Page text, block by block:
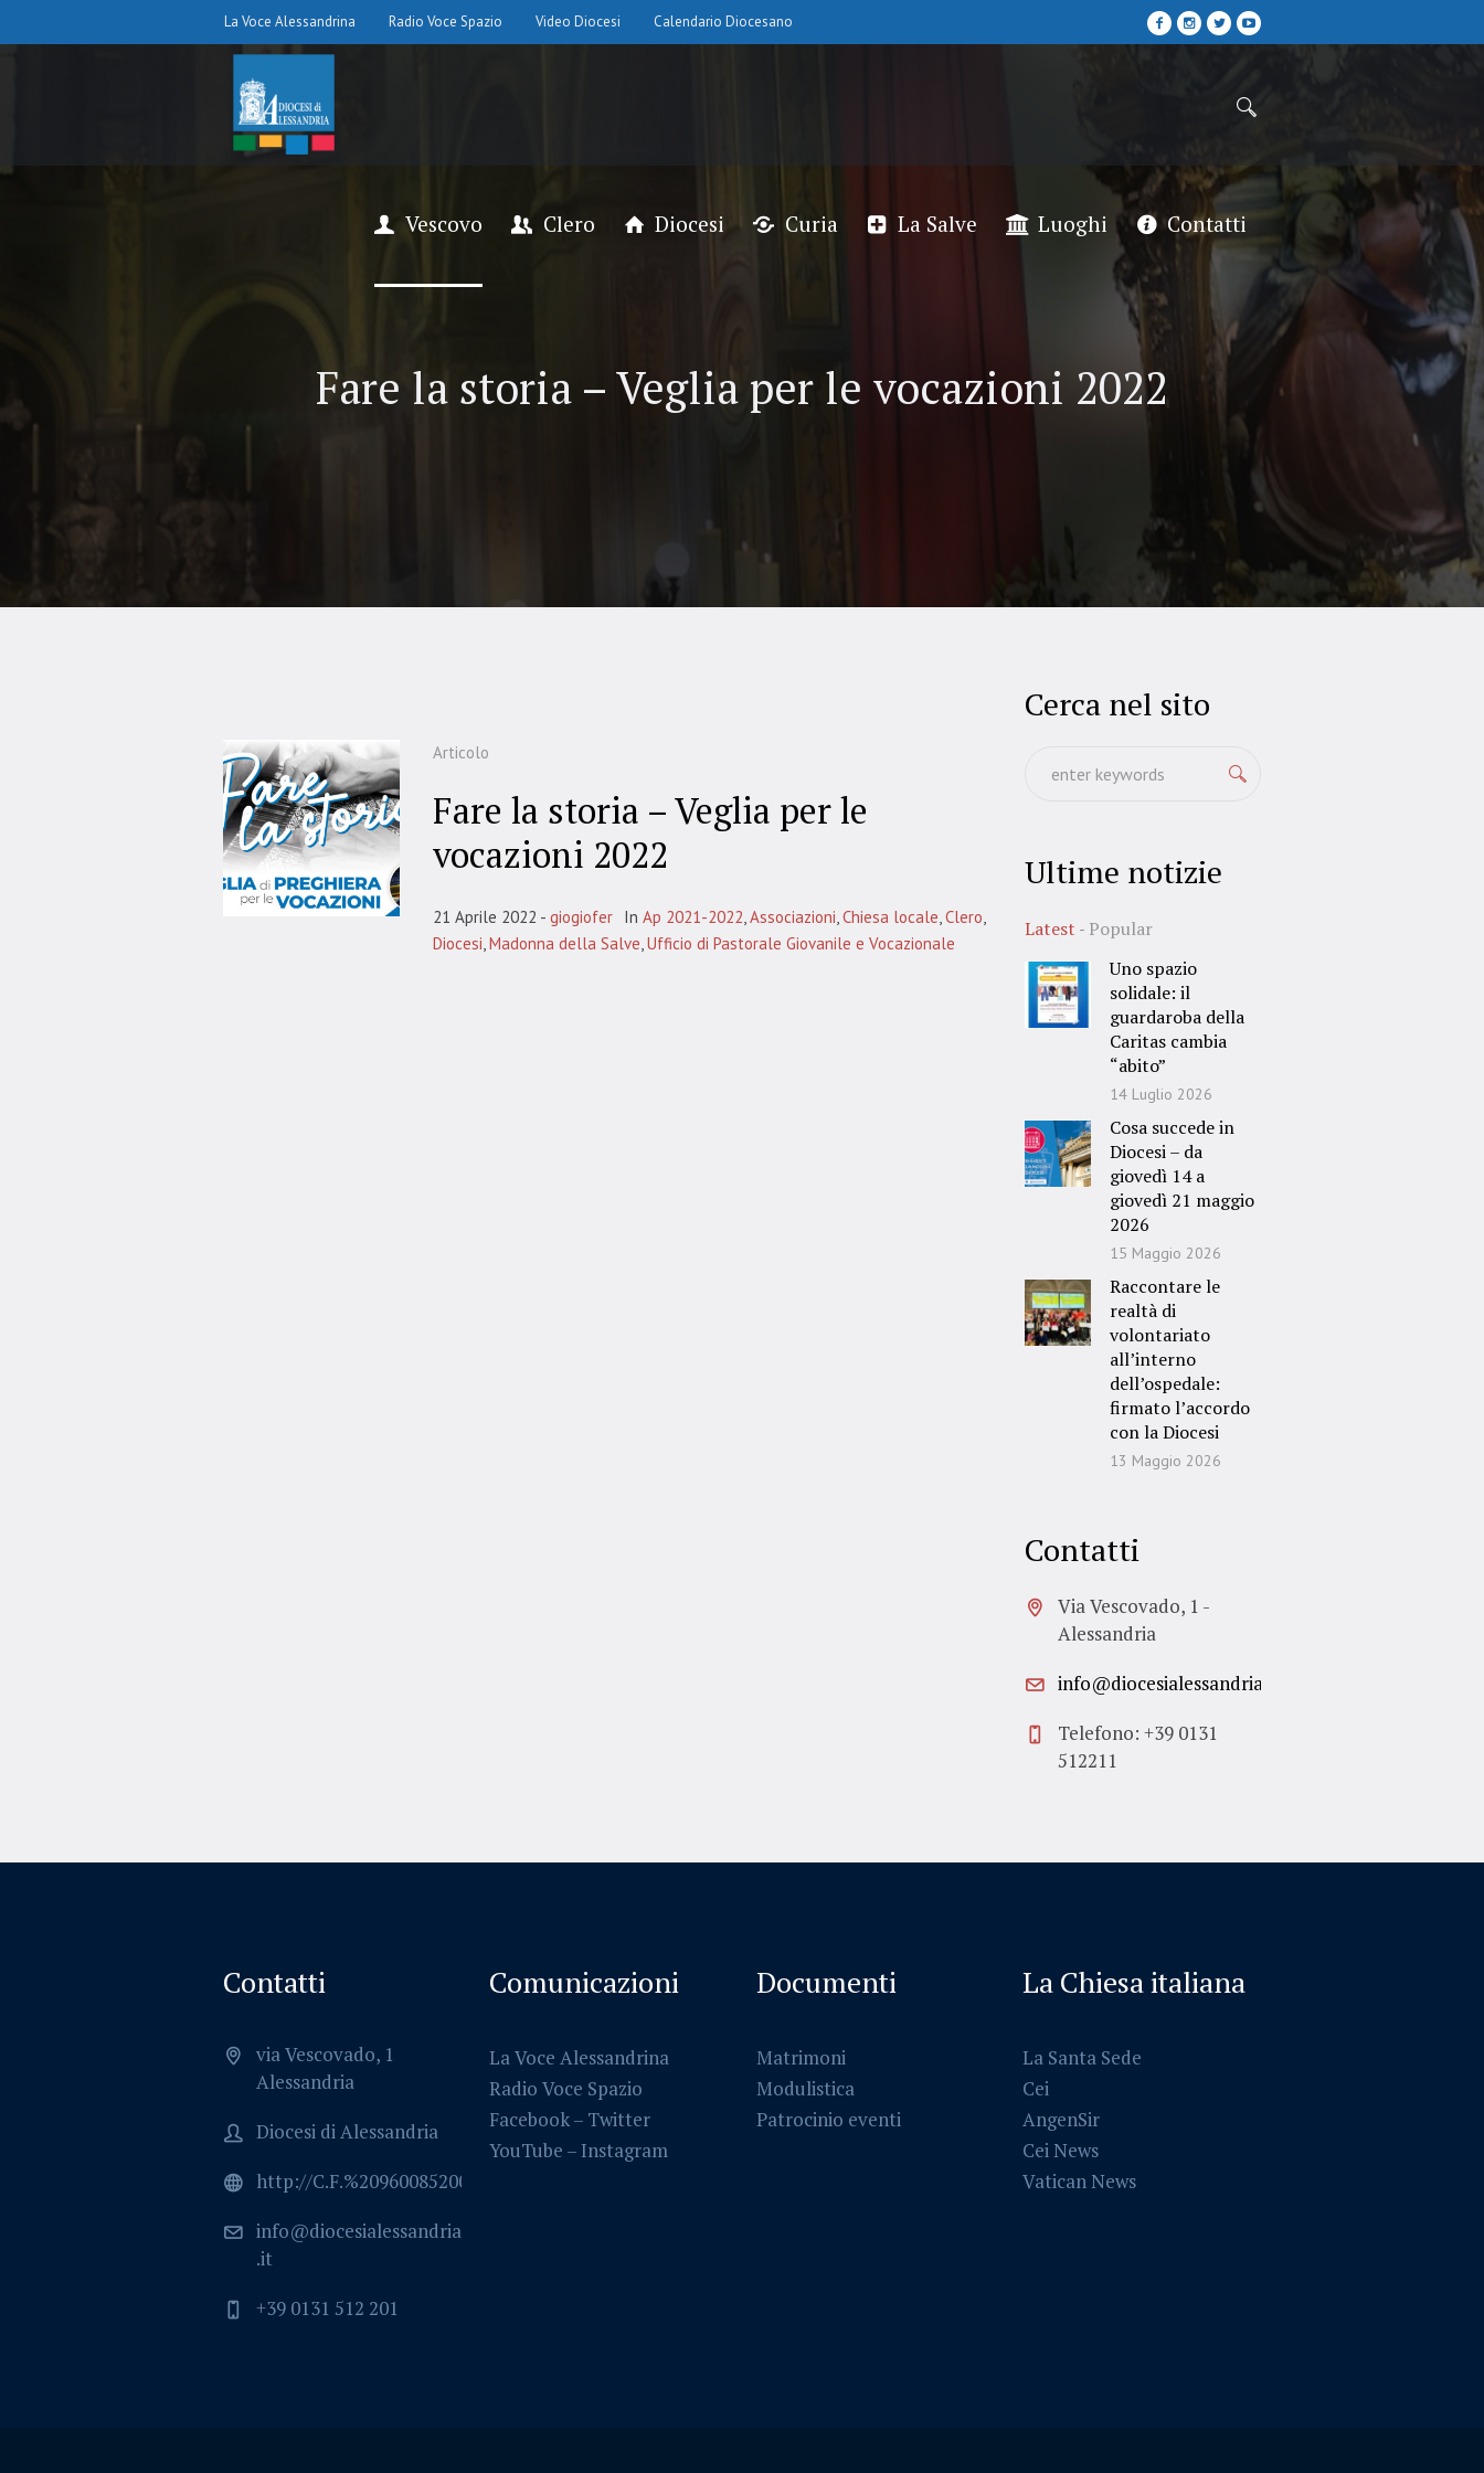
La Voce Alessandrina Radio Voce Spazio Video Diocesi Calendario Diocesano
Vescovo Clero Diocesi Curia La Salve Luoghi Contatti
Fare la storia – Veglia per le vocazioni 2022
Articolo
Fare la storia – Veglia per le
vocazioni 2022
21 Aprile 2022 giogiofer In Ap 2021-2022,Associazioni,Chiesa locale,Clero,
Diocesi,Madonna della Salve,Ufficio di Pastorale Giovanile e Vocazionale
Cerca nel sito
Ultime notizie
Latest
Popular
Uno spazio
solidale: il
guardaroba della
Caritas cambia
“abito”
14 Luglio 2026
Cosa succede in
Diocesi – da
giovedì 14 a
giovedì 21 maggio
2026
15 Maggio 2026
Raccontare le
realtà di
volontariato
all’interno
dell’ospedale:
firmato l’accordo
con la Diocesi
13 Maggio 2026
Contatti
Via Vescovado, 1 -
Alessandria
info@diocesialessandria.it
Telefono: +39 0131
512211
Contatti
via Vescovado, 1
Alessandria
Diocesi di Alessandria
http://C.F.%2096008520064
info@diocesialessandria
.it
+39 0131 512 201
Comunicazioni
La Voce Alessandrina
Radio Voce Spazio
Facebook– Twitter
YouTube – Instagram
Documenti
Matrimoni
Modulistica
Patrocinio eventi
La Chiesa italiana
La Santa Sede
Cei
AngenSir
Cei News
Vatican News